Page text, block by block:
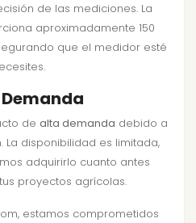
de las mediciones. La
aproximadamente 150
que el medidor esté
de alta demanda debido a
La disponibilidad es limitada,
adquirirlo cuanto antes
proyectos agrícolas.
estamos comprometidos